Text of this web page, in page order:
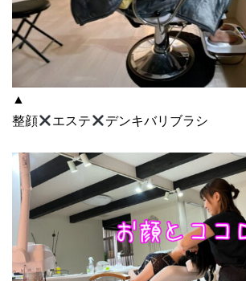
▲
整顔
エステ デンキバリブラシ